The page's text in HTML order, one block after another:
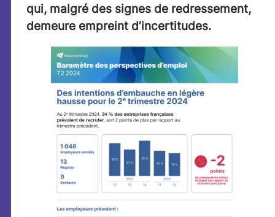
qui, malgré des signes de redressement,
demeure empreint d’incertitudes.